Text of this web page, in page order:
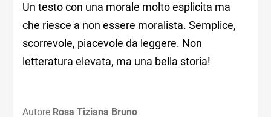
Un testo con una morale molto esplicita ma
che riesce a non essere moralista. Semplice,
scorrevole, piacevole da leggere. Non
letteratura elevata, ma una bella storia!
Autore Rosa Tiziana Bruno